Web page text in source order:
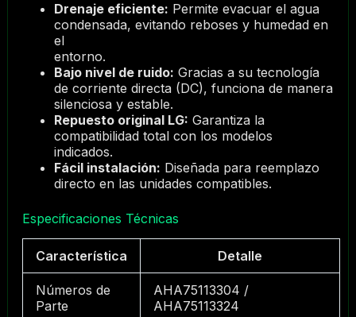
Drenaje eficiente: Permite evacuar el agua
condensada, evitando reboses y humedad en
el
entorno.
Bajo nivel de ruido: Gracias a su tecnología
de corriente directa (DC), funciona de manera
silenciosa y estable.
Repuesto original LG: Garantiza la
compatibilidad total con los modelos
indicados.
Fácil instalación: Diseñada para reemplazo
directo en las unidades compatibles.
Especificaciones Técnicas
Característica Detalle
Números de
Parte
AHA75113304 /
AHA75113324